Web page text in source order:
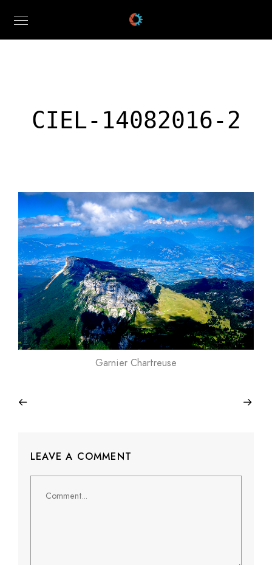
CIEL-14082016-2
Garnier Chartreuse
LEAVE A COMMENT